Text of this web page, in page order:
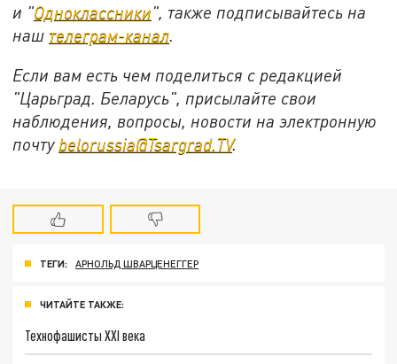
и "Одноклассники", также подписывайтесь на
наш телеграм-канал
Если вам есть чем поделиться с редакцией
"Царьград. Беларусь", присылайте свои
наблюдения, вопросы, новости на электронную
почту belorussia@Tsargrad.TV.
ТЕГИ: АРНОЛЬД ШВАРЦЕНЕГГЕР
ЧИТАЙТЕ ТАКЖЕ:
Технофашисты XXI века